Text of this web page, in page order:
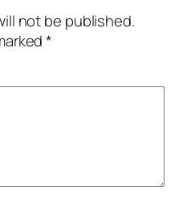
not be published.
*